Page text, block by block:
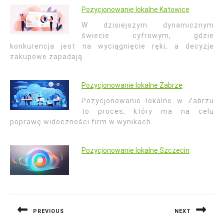
Pozycjonowanie lokalne Katowice
W dzisiejszym dynamicznym
świecie cyfrowym, gdzie
konkurencja jest na wyciągnięcie ręki, a decyzje
zakupowe zapadają…
Pozycjonowanie lokalne Zabrze
Pozycjonowanie lokalne w Zabrzu
to proces, który ma na celu
poprawę widoczności firm w wynikach…
Pozycjonowanie lokalne Szczecin
PREVIOUS NEXT